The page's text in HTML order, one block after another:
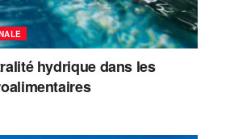
hydrique dans les